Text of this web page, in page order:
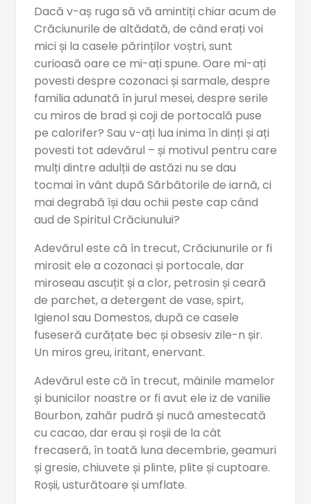
Dacă v-aș ruga să vă amintiți chiar acum de
Crăciunurile de altădată, de când erați voi
mici și la casele părinților voștri, sunt
curioasă oare ce mi-ați spune. Oare mi-ați
povesti despre cozonaci și sarmale, despre
familia adunată în jurul mesei, despre serile
cu miros de brad și coji de portocală puse
pe calorifer? Sau v-ați lua inima în dinți și ați
povesti tot adevărul – și motivul pentru care
mulți dintre adulții de astăzi nu se dau
tocmai în vânt după Sărbătorile de iarnă, ci
mai degrabă își dau ochii peste cap când
aud de Spiritul Crăciunului?
Adevărul este că în trecut, Crăciunurile or fi
mirosit ele a cozonaci și portocale, dar
miroseau ascuțit și a clor, petrosin și ceară
de parchet, a detergent de vase, spirt,
Igienol sau Domestos, după ce casele
fuseseră curățate bec și obsesiv zile-n șir.
Un miros greu, iritant, enervant.
Adevărul este că în trecut, mâinile mamelor
și bunicilor noastre or fi avut ele iz de vanilie
Bourbon, zahăr pudră și nucă amestecată
cu cacao, dar erau și roșii de la cât
frecaseră, în toată luna decembrie, geamuri
și gresie, chiuvete și plinte, plite și cuptoare.
Roșii, usturătoare și umflate.